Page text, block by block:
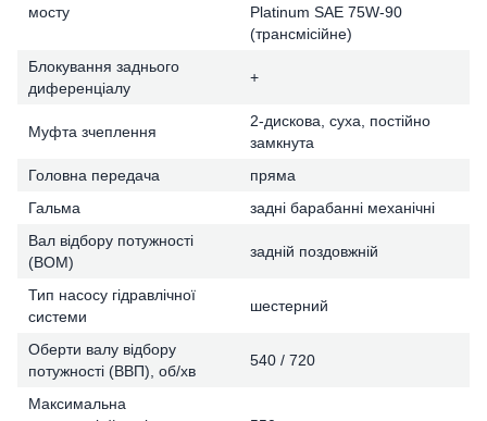
мосту
Platinum SAE 75W-90
(трансмісійне)
Блокування заднього
диференціалу
+
Муфта зчеплення
2-дискова, суха, постійно
замкнута
Головна передача
пряма
Гальма
задні барабанні механічні
Вал відбору потужності
(ВОМ)
задній поздовжній
Тип насосу гідравлічної
системи
шестерний
Оберти валу відбору
потужності (ВВП), об/хв
540 / 720
Максимальна